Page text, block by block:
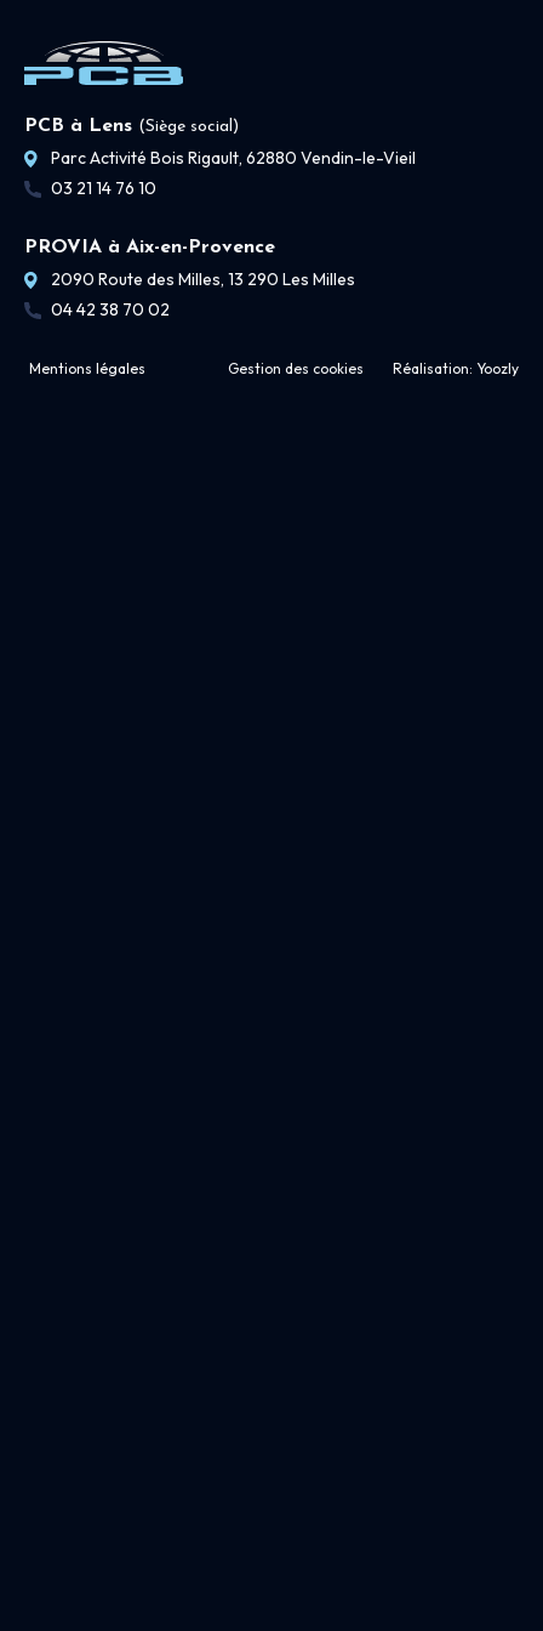
PCB à Lens (Siège social)
Parc Activité Bois Rigault, 62880 Vendin-le-Vieil
03 21 14 76 10
PROVIA à Aix-en-Provence
2090 Route des Milles, 13 290 Les Milles
04 42 38 70 02
Mentions légales Gestion des cookies Réalisation: Yoozly